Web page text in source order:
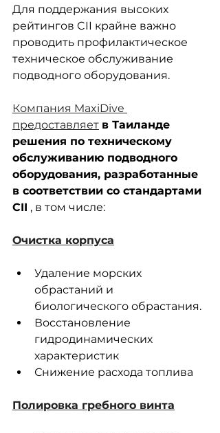
Для поддержания высоких
рейтингов CII крайне важно
проводить профилактическое
техническое обслуживание
подводного оборудования.
Компания MaxiDive
предоставляет в Таиланде
решения по техническому
обслуживанию подводного
оборудования, разработанные
в соответствии со стандартами
CII , в том числе:
Очистка корпуса
Удаление морских
обрастаний и
биологического обрастания.
Восстановление
гидродинамических
характеристик
Снижение расхода топлива
Полировка гребного винта